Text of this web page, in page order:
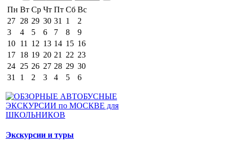
Пн Вт Ср Чт Пт Сб Вс
27 28 29 30 31 1
2
3
4 5 6 7 8
9
10 11 12 13 14 15 16
17 18 19 20 21 22 23
24 25 26 27 28 29 30
31
1 2 3 4 5 6
Экскурсии и туры